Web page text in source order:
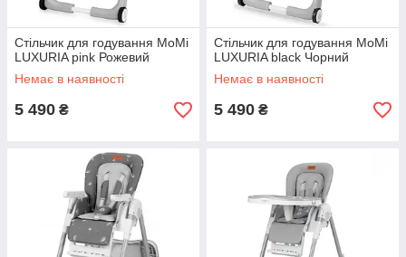
Стільчик для годування MoMi
LUXURIA pink Рожевий
Немає в наявності
5 490 ₴
Стільчик для годування MoMi
LUXURIA black Чорний
Немає в наявності
5 490 ₴